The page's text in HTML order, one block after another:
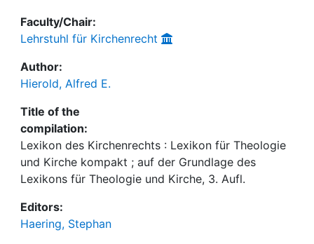
Faculty/Chair:
Lehrstuhl für Kirchenrecht
Author:
Hierold, Alfred E.
Title of the
compilation:
Lexikon des Kirchenrechts : Lexikon für Theologie
und Kirche kompakt ; auf der Grundlage des
Lexikons für Theologie und Kirche, 3. Aufl.
Editors:
Haering, Stephan